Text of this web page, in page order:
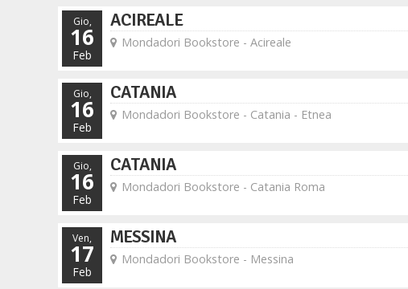
Gio,
16
Feb
ACIREALE
Mondadori Bookstore - Acireale
Gio,
16
Feb
CATANIA
Mondadori Bookstore - Catania - Etnea
Gio,
16
Feb
CATANIA
Mondadori Bookstore - Catania Roma
Ven,
17
Feb
MESSINA
Mondadori Bookstore - Messina